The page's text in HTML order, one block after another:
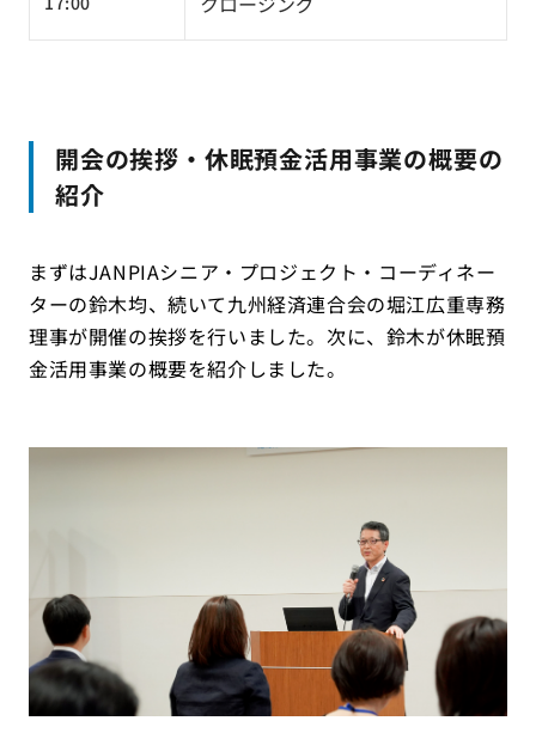
開会の挨拶・休眠預金活用事業の概要の
紹介
まずはJANPIAシニア・プロジェクト・コーディネー
ターの鈴木均、続いて九州経済連合会の堀江広重専務
理事が開催の挨拶を行いました。次に、鈴木が休眠預
金活用事業の概要を紹介しました。